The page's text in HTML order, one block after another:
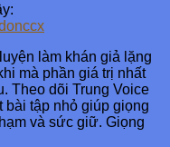
làm khán giả lặng
mà phần giá trị nhất
Theo dõi Trung Voice
bài tập nhỏ giúp giọng
và sức giữ. Giọng